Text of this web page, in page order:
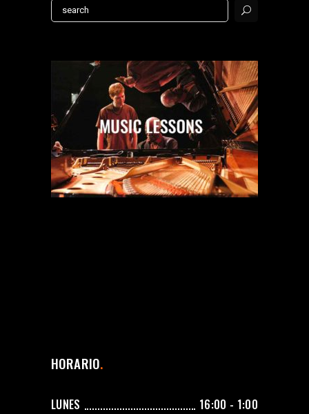
Search
for:
HORARIO
LUNES
16:00 - 1:00